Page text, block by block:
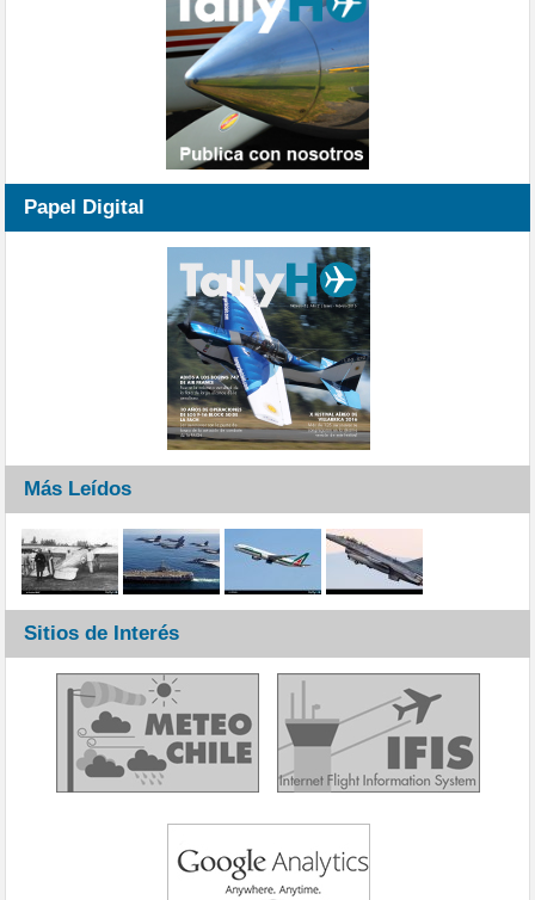
Papel Digital
Más Leídos
Sitios de Interés